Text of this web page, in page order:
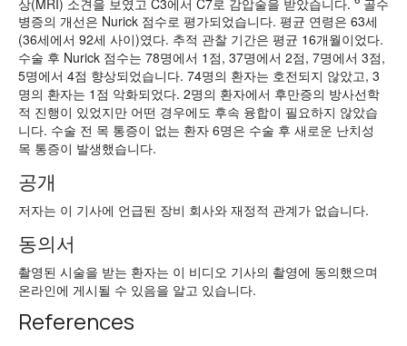
병증의 개선은 Nurick 점수로 평가되었습니다. 평균 연령은 63세
(36세에서 92세 사이)였다. 추적 관찰 기간은 평균 16개월이었다.
수술 후 Nurick 점수는 78명에서 1점, 37명에서 2점, 7명에서 3점,
5명에서 4점 향상되었습니다. 74명의 환자는 호전되지 않았고, 3
명의 환자는 1점 악화되었다. 2명의 환자에서 후만증의 방사선학
적 진행이 있었지만 어떤 경우에도 후속 융합이 필요하지 않았습
니다. 수술 전 목 통증이 없는 환자 6명은 수술 후 새로운 난치성
목 통증이 발생했습니다.
공개
저자는 이 기사에 언급된 장비 회사와 재정적 관계가 없습니다.
동의서
촬영된 시술을 받는 환자는 이 비디오 기사의 촬영에 동의했으며
온라인에 게시될 수 있음을 알고 있습니다.
References